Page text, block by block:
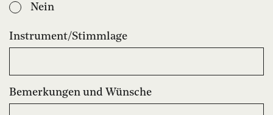
Nein
Instrument/Stimmlage
Bemerkungen und Wünsche